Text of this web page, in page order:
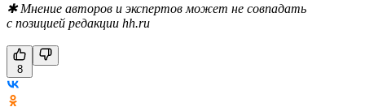
✱ Мнение авторов и экспертов может не совпадать
с позицией редакции hh.ru
8